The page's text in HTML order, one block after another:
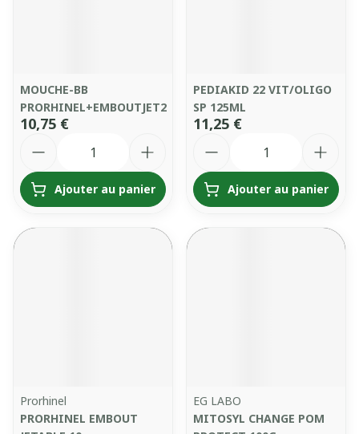
MOUCHE-BB
PRORHINEL+EMBOUTJET2
10,75 €
Ajouter au panier
PEDIAKID 22 VIT/OLIGO
SP 125ML
11,25 €
Ajouter au panier
Prorhinel
PRORHINEL EMBOUT
EG LABO
MITOSYL CHANGE POM